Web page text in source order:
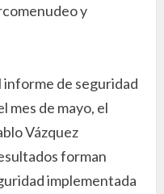
y
de seguridad
mes de mayo, el
Vázquez
forman
implementada